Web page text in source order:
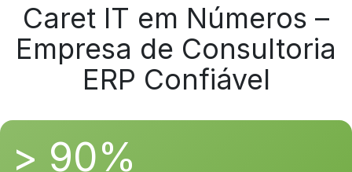
Caret IT em Números –
Empresa de Consultoria
ERP Confiável
> 90%